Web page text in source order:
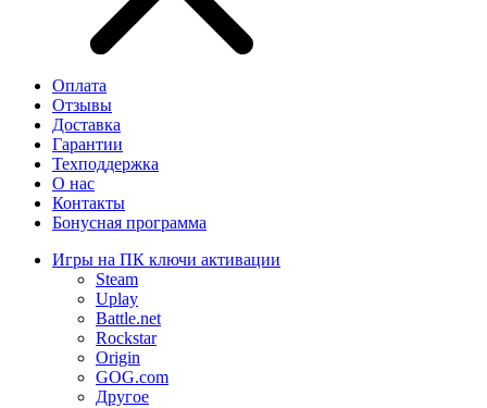
Оплата
Отзывы
Доставка
Гарантии
Техподдержка
О нас
Контакты
Бонусная программа
Игры на ПК ключи активации
Steam
Uplay
Battle.net
Rockstar
Origin
GOG.com
Другое